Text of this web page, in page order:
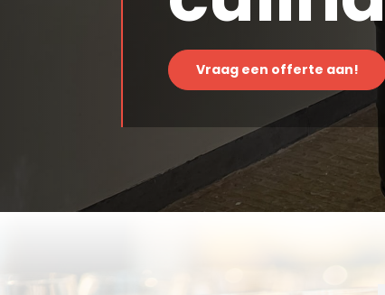
Vraag een offerte aan!